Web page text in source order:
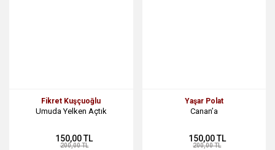
Fikret Kuşçuoğlu
Umuda Yelken Açtık
150,00 TL
200,00 TL
Yaşar Polat
Canan’a
150,00 TL
200,00 TL